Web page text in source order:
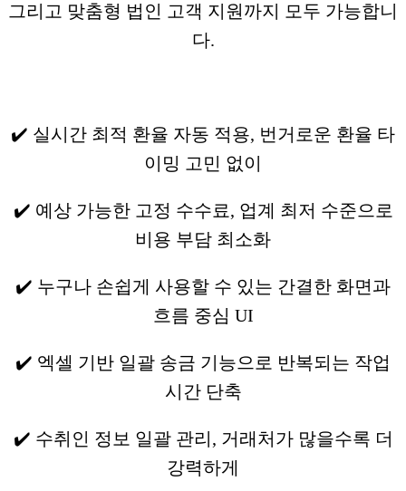
그리고 맞춤형 법인 고객 지원까지 모두 가능합니
다.
✔️ 실시간 최적 환율 자동 적용, 번거로운 환율 타
이밍 고민 없이
✔️ 예상 가능한 고정 수수료, 업계 최저 수준으로
비용 부담 최소화
✔️ 누구나 손쉽게 사용할 수 있는 간결한 화면과
흐름 중심 UI
✔️ 엑셀 기반 일괄 송금 기능으로 반복되는 작업
시간 단축
✔️ 수취인 정보 일괄 관리, 거래처가 많을수록 더
강력하게